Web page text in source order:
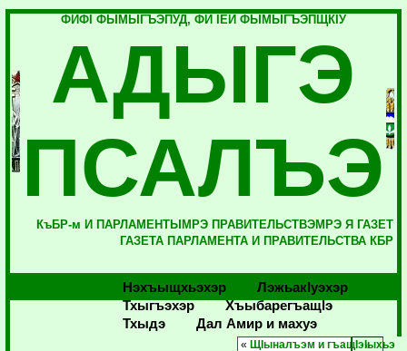
ФИФI ФЫМЫГЪЭПУД, ФИ IЕЙ ФЫМЫГЪЭПЩКIУ
АДЫГЭ
ПСАЛЪЭ
КъБР-м И ПАРЛАМЕНТЫМРЭ ПРАВИТЕЛЬСТВЭМРЭ Я ГАЗЕТ
ГАЗЕТА ПАРЛАМЕНТА И ПРАВИТЕЛЬСТВА КБР
Нэхъыщхьэхэр
Лэжьакlуэхэр
Тхыгъэхэр
Хъыбарегъащlэ
Тхыдэ
Дал Амир и махуэ
« ЩIыналъэм и гъащIэIыхьэ